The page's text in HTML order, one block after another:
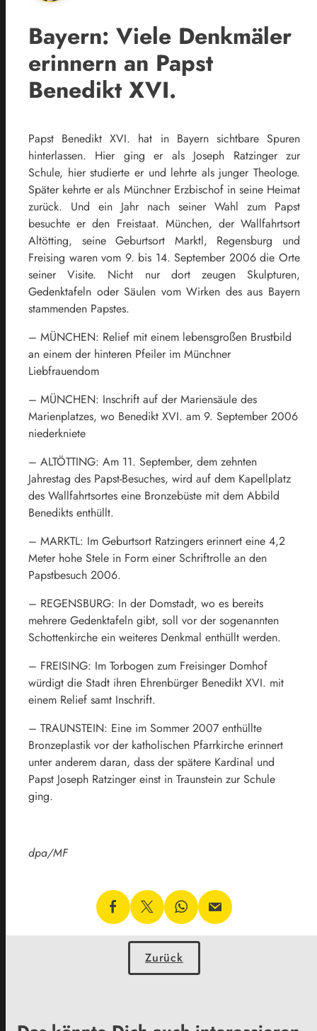
Bayern: Viele Denkmäler
erinnern an Papst
Benedikt XVI.
Papst Benedikt XVI. hat in Bayern sichtbare Spuren
hinterlassen. Hier ging er als Joseph Ratzinger zur
Schule, hier studierte er und lehrte als junger Theologe.
Später kehrte er als Münchner Erzbischof in seine Heimat
zurück. Und ein Jahr nach seiner Wahl zum Papst
besuchte er den Freistaat. München, der Wallfahrtsort
Altötting, seine Geburtsort Marktl, Regensburg und
Freising waren vom 9. bis 14. September 2006 die Orte
seiner Visite. Nicht nur dort zeugen Skulpturen,
Gedenktafeln oder Säulen vom Wirken des aus Bayern
stammenden Papstes.
– MÜNCHEN: Relief mit einem lebensgroßen Brustbild
an einem der hinteren Pfeiler im Münchner
Liebfrauendom
– MÜNCHEN: Inschrift auf der Mariensäule des
Marienplatzes, wo Benedikt XVI. am 9. September 2006
niederkniete
– ALTÖTTING: Am 11. September, dem zehnten
Jahrestag des Papst-Besuches, wird auf dem Kapellplatz
des Wallfahrtsortes eine Bronzebüste mit dem Abbild
Benedikts enthüllt.
– MARKTL: Im Geburtsort Ratzingers erinnert eine 4,2
Meter hohe Stele in Form einer Schriftrolle an den
Papstbesuch 2006.
– REGENSBURG: In der Domstadt, wo es bereits
mehrere Gedenktafeln gibt, soll vor der sogenannten
Schottenkirche ein weiteres Denkmal enthüllt werden.
– FREISING: Im Torbogen zum Freisinger Domhof
würdigt die Stadt ihren Ehrenbürger Benedikt XVI. mit
einem Relief samt Inschrift.
– TRAUNSTEIN: Eine im Sommer 2007 enthüllte
Bronzeplastik vor der katholischen Pfarrkirche erinnert
unter anderem daran, dass der spätere Kardinal und
Papst Joseph Ratzinger einst in Traunstein zur Schule
ging.
dpa/MF
Zurück